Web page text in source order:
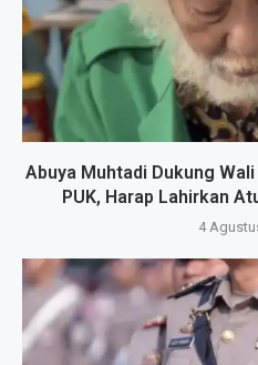
Abuya Muhtadi Dukung
PUK, Harap Lahirkan
4